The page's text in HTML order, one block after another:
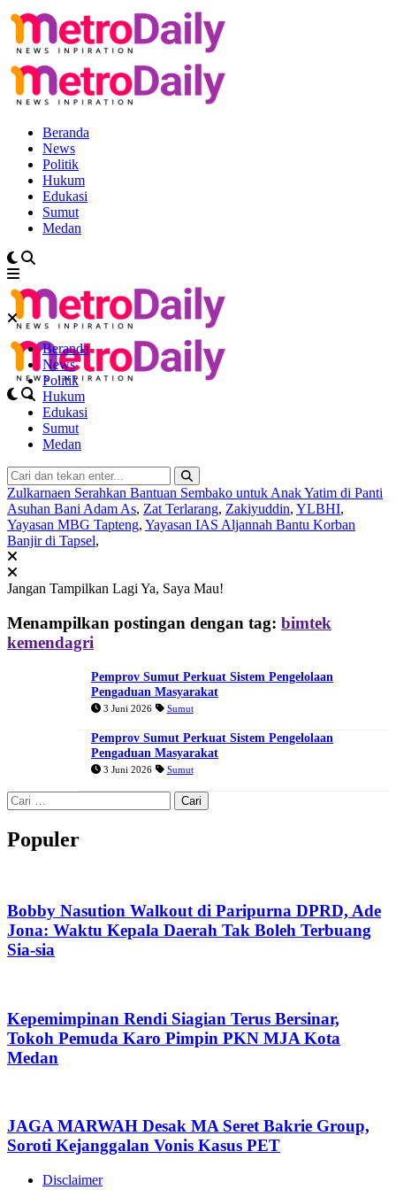
Beranda
News
Politik
Hukum
Edukasi
Sumut
Medan
Beranda
News
Politik
Hukum
Edukasi
Sumut
Medan
Zulkarnaen Serahkan Bantuan Sembako untuk Anak Yatim di Panti
Asuhan Bani Adam As, Zat Terlarang, Zakiyuddin, YLBHI,
Yayasan MBG Tapteng, Yayasan IAS Aljannah Bantu Korban
Banjir di Tapsel,
Jangan Tampilkan Lagi Ya, Saya Mau!
Menampilkan postingan dengan tag: bimtek
kemendagri
Pemprov Sumut Perkuat Sistem Pengelolaan
Pengaduan Masyarakat
3 Juni 2026 Sumut
Pemprov Sumut Perkuat Sistem Pengelolaan
Pengaduan Masyarakat
3 Juni 2026 Sumut
Cari
untuk:
Populer
Bobby Nasution Walkout di Paripurna DPRD, Ade
Jona: Waktu Kepala Daerah Tak Boleh Terbuang
Sia-sia
Kepemimpinan Rendi Siagian Terus Bersinar,
Tokoh Pemuda Karo Pimpin PKN MJA Kota
Medan
JAGA MARWAH Desak MA Seret Bakrie Group,
Soroti Kejanggalan Vonis Kasus PET
Disclaimer